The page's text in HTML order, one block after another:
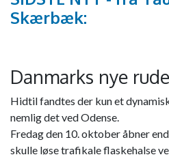
Skærbæk:
Danmarks nye
Hidtil fandtes der kun et
nemlig det ved Odense.
Fredag den 10. oktober åbner
skulle løse trafikale flaskehalse